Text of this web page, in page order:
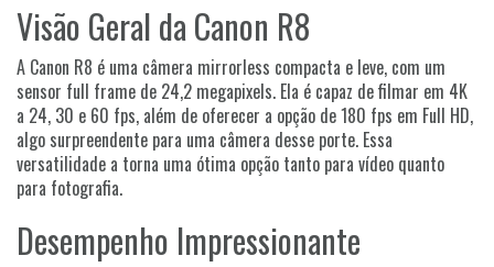
Visão Geral da Canon R8
A Canon R8 é uma câmera mirrorless compacta e leve, com um
sensor full frame de 24,2 megapixels. Ela é capaz de filmar em 4K
a 24, 30 e 60 fps, além de oferecer a opção de 180 fps em Full HD,
algo surpreendente para uma câmera desse porte. Essa
versatilidade a torna uma ótima opção tanto para vídeo quanto
para fotografia.
Desempenho Impressionante